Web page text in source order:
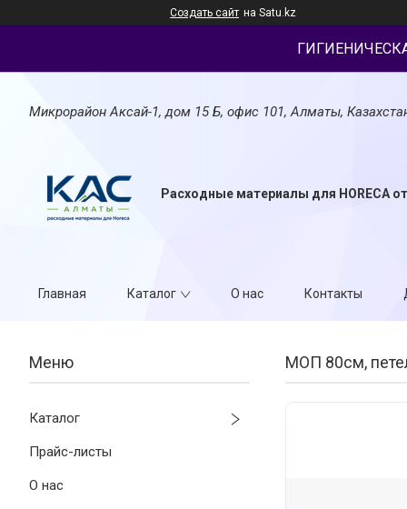
Создать сайт на Satu.kz
Микрорайон Аксай-1, дом 15 Б, офис 101, Алматы,
Расходные материалы для HORECA
Главная Каталог О нас Контакты
Каталог
Прайс-листы
О нас
МОП 80см,